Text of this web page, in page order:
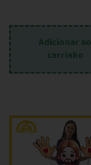
Adicionar ao
carrinho